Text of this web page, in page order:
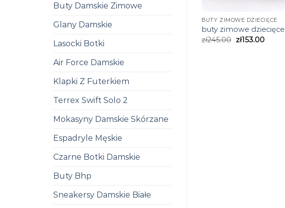
Buty Damskie Zimowe
Glany Damskie
Lasocki Botki
Air Force Damskie
Klapki Z Futerkiem
Terrex Swift Solo 2
Mokasyny Damskie Skórzane
Espadryle Męskie
Czarne Botki Damskie
Buty Bhp
Sneakersy Damskie Białe
BUTY ZIMOWE DZIECIĘCE
buty zimowe dziecięce
zł245.00 zł153.00